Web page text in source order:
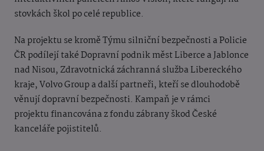
stovkách škol po celé republice.
Na projektu se kromě Týmu silniční bezpečnosti a Policie
ČR podílejí také Dopravní podnik měst Liberce a Jablonce
nad Nisou, Zdravotnická záchranná služba Libereckého
kraje, Volvo Group a další partneři, kteří se dlouhodobě
věnují dopravní bezpečnosti. Kampaň je v rámci
projektu financována z fondu zábrany škod České
kanceláře pojistitelů.